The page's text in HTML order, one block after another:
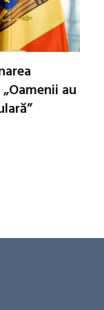
au